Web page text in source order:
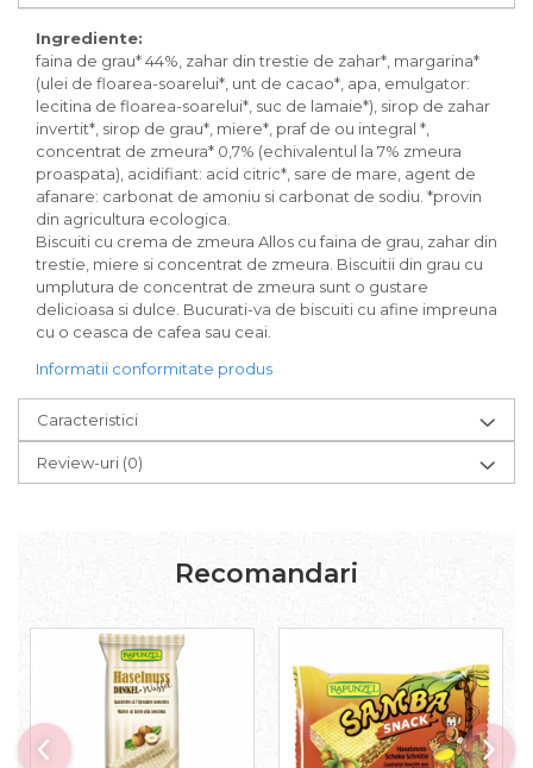
Ingrediente bio pentru copt
Masline bio si antipasti
Antipasti bio
Masline bio
Pesto bio
Musli si terci
Fulgi din cereale bio
Musli bio
Terci bio
Orez bio si leguminoase
Legume bio
Legume bio in conserva
Orez bio
Paste si fidea
Paste bio din emmer
Paste fainoase bio
Pateu, sosuri si conserve
Conserve de peste bio
Crenvursti si pateu din carne bio
Pateu bio si creme vegetale
Ingrediente:
faina de grau* 44%, zahar din trestie de zahar*, margarina*
(ulei de floarea-soarelui*, unt de cacao*, apa, emulgator:
lecitina de floarea-soarelui*, suc de lamaie*), sirop de zahar
invertit*, sirop de grau*, miere*, praf de ou integral *,
concentrat de zmeura* 0,7% (echivalentul la 7% zmeura
proaspata), acidifiant: acid citric*, sare de mare, agent de
afanare: carbonat de amoniu si carbonat de sodiu. *provin
din agricultura ecologica.
Biscuiti cu crema de zmeura Allos cu faina de grau, zahar din
trestie, miere si concentrat de zmeura. Biscuitii din grau cu
umplutura de concentrat de zmeura sunt o gustare
delicioasa si dulce. Bucurati-va de biscuiti cu afine impreuna
cu o ceasca de cafea sau ceai.
Informatii conformitate produs
Caracteristici
Review-uri (0)
Recomandari